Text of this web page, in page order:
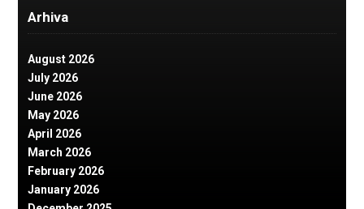
Arhiva
August 2026
July 2026
June 2026
May 2026
April 2026
March 2026
February 2026
January 2026